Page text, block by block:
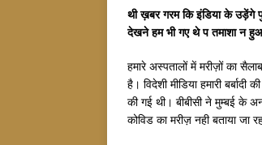
थी ख़बर गरम कि इंडिया के उड़ेंगे
देखने हम भी गए थे प तमाशा न
हमारे अस्पतालों में मरीज़ों का
है। विदेशी मीडिया हमारी
की गई थी। बीबीसी ने मुम्बई के
कोविड का मरीज़ नही बताया